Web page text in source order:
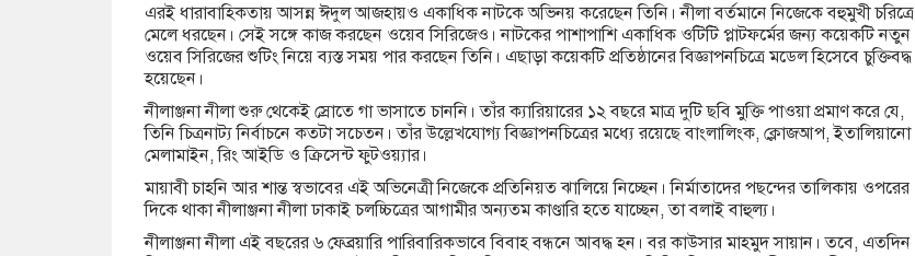
এরই ধারাবাহিকতায় আসন্ন ঈদুল আজহায়ও একাধিক নাটকে অভিনয় করেছেন তিনি। নীলা বর্তমানে নিজেকে বহুমুখী চরিত্রে
মেলে ধরছেন। সেই সঙ্গে কাজ করছেন ওয়েব সিরিজেও। নাটকের পাশাপাশি একাধিক ওটিটি প্লাটফর্মের জন্য কয়েকটি নতুন
ওয়েব সিরিজের শুটিং নিয়ে ব্যস্ত সময় পার করছেন তিনি। এছাড়া কয়েকটি প্রতিষ্ঠানের বিজ্ঞাপনচিত্রে মডেল হিসেবে চুক্তিবদ্ধ
হয়েছেন।
নীলাঞ্জনা নীলা শুরু থেকেই স্রোতে গা ভাসাতে চাননি। তাঁর ক্যারিয়ারের ১২ বছরে মাত্র দুটি ছবি মুক্তি পাওয়া প্রমাণ করে যে,
তিনি চিত্রনাট্য নির্বাচনে কতটা সচেতন। তাঁর উল্লেখযোগ্য বিজ্ঞাপনচিত্রের মধ্যে রয়েছে বাংলালিংক, ক্লোজআপ, ইতালিয়ানো
মেলামাইন, রিং আইডি ও ক্রিসেন্ট ফুটওয়্যার।
মায়াবী চাহনি আর শান্ত স্বভাবের এই অভিনেত্রী নিজেকে প্রতিনিয়ত ঝালিয়ে নিচ্ছেন। নির্মাতাদের পছন্দের তালিকায় ওপরের
দিকে থাকা নীলাঞ্জনা নীলা ঢাকাই চলচ্চিত্রের আগামীর অন্যতম কাণ্ডারি হতে যাচ্ছেন, তা বলাই বাহুল্য।
নীলাঞ্জনা নীলা এই বছরের ৬ ফেব্রয়ারি পারিবারিকভাবে বিবাহ বন্ধনে আবদ্ধ হন। বর কাউসার মাহমুদ সায়ান। তবে, এতদিন